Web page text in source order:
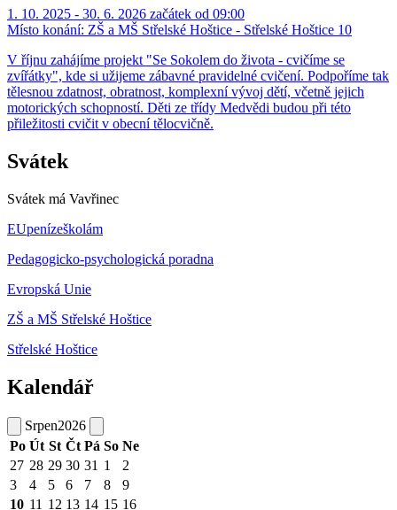
1. 10. 2025 - 30. 6. 2026 začátek od 09:00
Místo konání: ZŠ a MŠ Střelské Hoštice - Střelské Hoštice 10
V říjnu zahájíme projekt "Se Sokolem do života - cvičíme se
zvířátky", kde si užijeme zábavné pravidelné cvičení. Podpoříme tak
tělesnou zdatnost, obratnost, komplexní vývoj dětí, včetně jejich
motorických schopností. Děti ze třídy Medvědi budou při této
přiležitosti cvičit v obecní tělocvičně.
Svátek
Svátek má Vavřinec
EUpenízeškolám
Pedagogicko-psychologická poradna
Evropská Unie
ZŠ a MŠ Střelské Hoštice
Střelské Hoštice
Kalendář
Srpen2026
Po Út St Čt Pá So Ne
27 28 29 30 31 1
2
3
4 5 6 7 8
9
10 11 12 13 14 15 16